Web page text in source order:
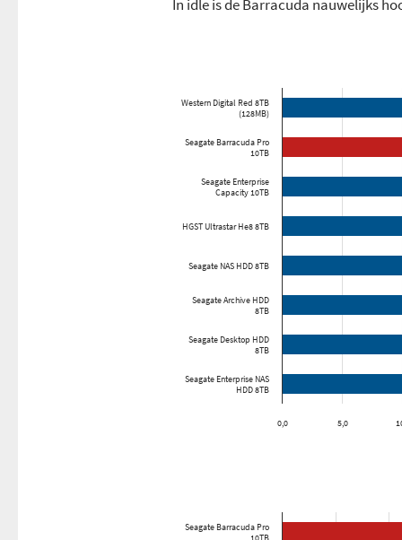
In idle is de Barracuda nauwelijks
0,0 5,0
Western Digital Red 8TB
(128MB)
Seagate Barracuda Pro
10TB
Seagate Enterprise
Capacity 10TB
HGST Ultrastar He8 8TB
Seagate NAS HDD 8TB
Seagate Archive HDD
8TB
Seagate Desktop HDD
8TB
Seagate Enterprise NAS
HDD 8TB
Seagate Barracuda Pro